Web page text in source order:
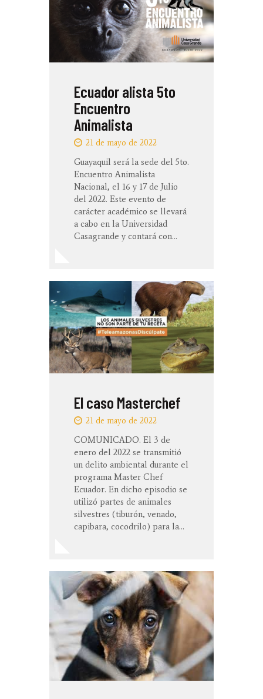
Ecuador alista 5to
Encuentro
Animalista
21 de mayo de 2022
Guayaquil será la sede del 5to.
Encuentro Animalista
Nacional, el 16 y 17 de Julio
del 2022. Este evento de
carácter académico se llevará
a cabo en la Universidad
Casagrande y contará con…
El caso Masterchef
21 de mayo de 2022
COMUNICADO. El 3 de
enero del 2022 se transmitió
un delito ambiental durante el
programa Master Chef
Ecuador. En dicho episodio se
utilizó partes de animales
silvestres (tiburón, venado,
capibara, cocodrilo) para la…